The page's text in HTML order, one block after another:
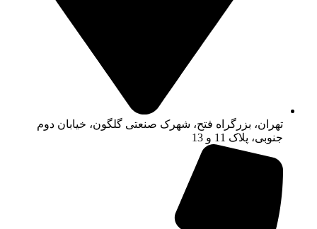
تهران، بزرگراه فتح، شهرک صنعتی گلگون، خیابان دوم
جنوبی، پلاک 11 و 13